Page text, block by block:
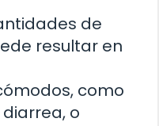
de
resultar en
como
o